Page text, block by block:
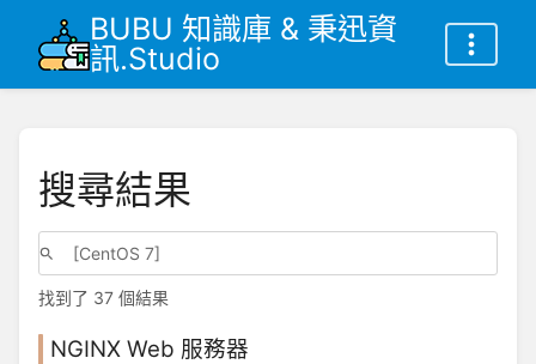
BUBU 知識庫 & 秉迅資
訊.Studio
搜尋結果
找到了 37 個結果
NGINX Web 服務器